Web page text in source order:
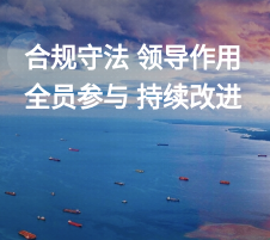
合规守法 领导作用
全员参与 持续改进